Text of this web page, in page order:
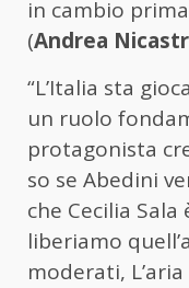
in cambio
(Andrea
“L’Italia sta
un ruolo
protagonista
so se Abedini
che Cecilia
liberiamo
moderati,